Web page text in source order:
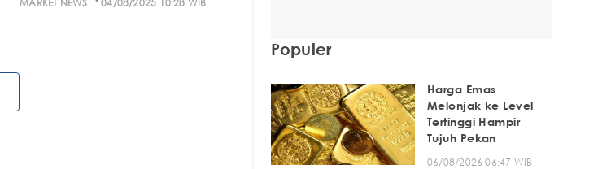
MARKET NEWS 04/08/2025 10:28 WIB
Populer
Harga Emas
Melonjak ke Level
Tertinggi Hampir
Tujuh Pekan
06/08/2026 06:47 WIB